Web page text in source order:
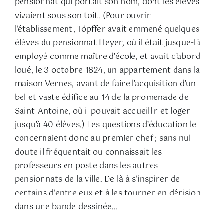
vivaient sous son toit. (Pour ouvrir
l’établissement, Töpffer avait emmené quelques
élèves du pensionnat Heyer, où il était jusque-là
employé comme maître d’école, et avait d’abord
loué, le 3 octobre 1824, un appartement dans la
maison Vernes, avant de faire l’acquisition d’un
bel et vaste édifice au 14 de la promenade de
Saint-Antoine, où il pouvait accueillir et loger
jusqu’à 40 élèves.) Les questions d’éducation le
concernaient donc au premier chef ; sans nul
doute il fréquentait ou connaissait les
professeurs en poste dans les autres
pensionnats de la ville. De là à s’inspirer de
certains d’entre eux et à les tourner en dérision
dans une bande dessinée…